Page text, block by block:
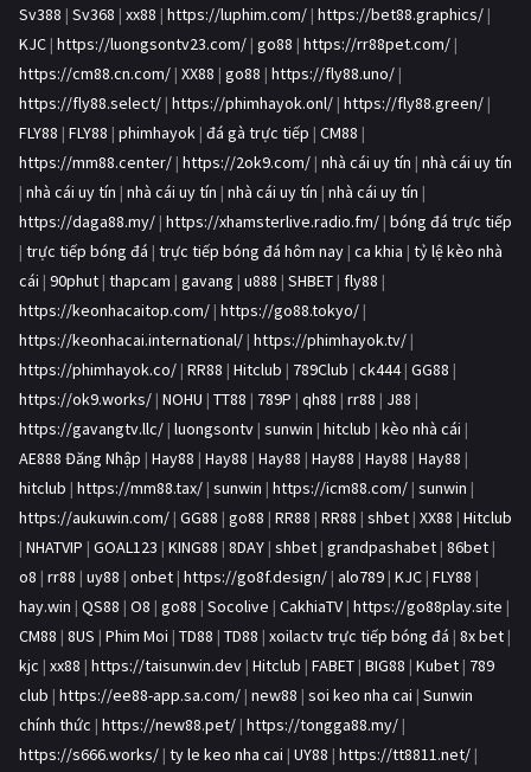
Sv388 | Sv368 | xx88 | https://luphim.com/ | https://bet88.graphics/ |
KJC | https://luongsontv23.com/ | go88 | https://rr88pet.com/ |
https://cm88.cn.com/ | XX88 | go88 | https://fly88.uno/ |
https://fly88.select/ | https://phimhayok.onl/ | https://fly88.green/ |
FLY88 | FLY88 | phimhayok | đá gà trực tiếp | CM88 |
https://mm88.center/ | https://2ok9.com/ | nhà cái uy tín | nhà cái uy tín
| nhà cái uy tín | nhà cái uy tín | nhà cái uy tín | nhà cái uy tín |
https://daga88.my/ | https://xhamsterlive.radio.fm/ | bóng đá trực tiếp
| trực tiếp bóng đá | trực tiếp bóng đá hôm nay | ca khia | tỷ lệ kèo nhà
cái | 90phut | thapcam | gavang | u888 | SHBET | fly88 |
https://keonhacaitop.com/ | https://go88.tokyo/ |
https://keonhacai.international/ | https://phimhayok.tv/ |
https://phimhayok.co/ | RR88 | Hitclub | 789Club | ck444| GG88 |
https://ok9.works/ | NOHU | TT88 | 789P | qh88 | rr88 | J88 |
https://gavangtv.llc/ | luongsontv | sunwin | hitclub | kèo nhà cái |
AE888 Đăng Nhập | Hay88 | Hay88 | Hay88 | Hay88 | Hay88 | Hay88 |
hitclub | https://mm88.tax/ | sunwin | https://icm88.com/ | sunwin |
https://aukuwin.com/ | GG88 | go88 | RR88 | RR88 | shbet | XX88 | Hitclub
| NHATVIP | GOAL123 | KING88 | 8DAY | shbet | grandpashabet | 86bet |
o8 | rr88 | uy88 | onbet | https://go8f.design/ | alo789 | KJC | FLY88 |
hay.win | QS88 | O8 | go88 | Socolive | CakhiaTV | https://go88play.site |
CM88 | 8US | Phim Moi | TD88 | TD88 | xoilactv trực tiếp bóng đá | 8x bet |
kjc | xx88 | https://taisunwin.dev | Hitclub | FABET | BIG88 | Kubet | 789
club | https://ee88-app.sa.com/ | new88 | soi keo nha cai | Sunwin
chính thức | https://new88.pet/ | https://tongga88.my/ |
https://s666.works/ | ty le keo nha cai | UY88 | https://tt8811.net/ |